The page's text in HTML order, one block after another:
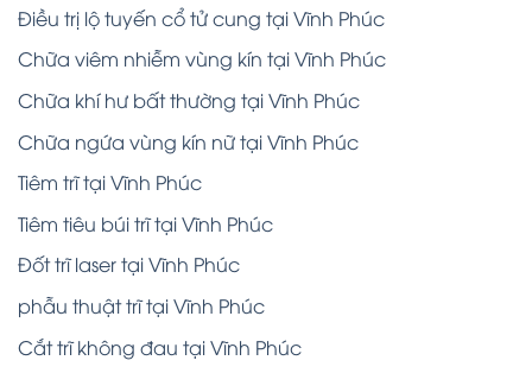
Điều trị lộ tuyến cổ tử cung tại Vĩnh Phúc
Chữa viêm nhiễm vùng kín tại Vĩnh Phúc
Chữa khí hư bất thường tại Vĩnh Phúc
Chữa ngứa vùng kín nữ tại Vĩnh Phúc
Tiêm trĩ tại Vĩnh Phúc
Tiêm tiêu búi trĩ tại Vĩnh Phúc
Đốt trĩ laser tại Vĩnh Phúc
phẫu thuật trĩ tại Vĩnh Phúc
Cắt trĩ không đau tại Vĩnh Phúc